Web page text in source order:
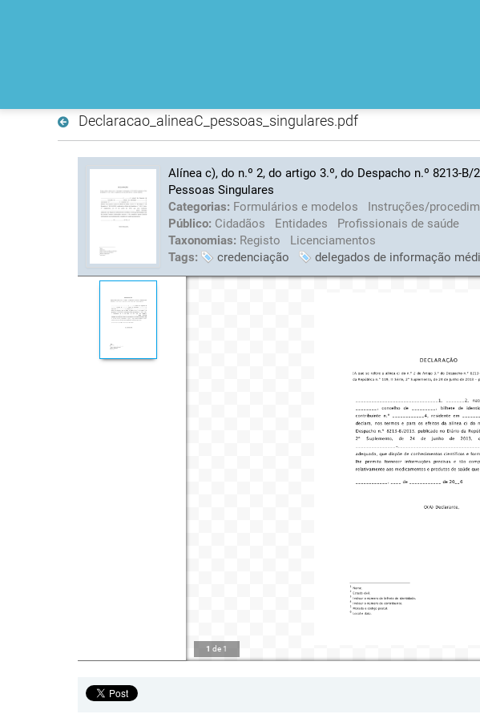
Declaracao_alineaC_pessoas_singulares.pdf
Alínea c), do n.º 2, do artigo 3.º, do Despacho n.º 8213-B/
Pessoas Singulares
Categorias: Formulários e modelos
Instruções/
Público: Cidadãos Entidades
Profissionais de saúde
Taxonomias: Registo
Licenciamentos
Tags:
credenciação delegados de informação
1 de 1